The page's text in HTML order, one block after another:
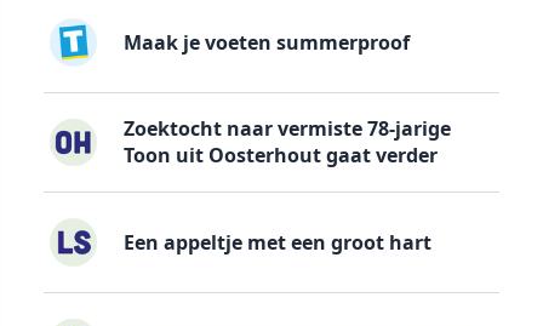
Maak je voeten summerproof
Zoektocht naar vermiste 78-jarige
Toon uit Oosterhout gaat verder
Een appeltje met een groot hart